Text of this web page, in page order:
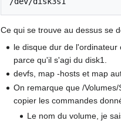
Ce qui se trouve au dessus se
le disque dur de
parce qu'il s'agi du disk1.
devfs, map -hosts et map
On remarque que /
copier les commandes
Le nom du volume, je